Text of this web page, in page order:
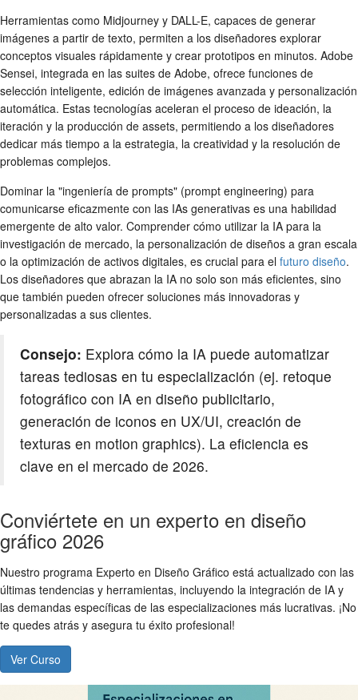
Herramientas como Midjourney y DALL-E, capaces de generar
imágenes a partir de texto, permiten a los diseñadores explorar
conceptos visuales rápidamente y crear prototipos en minutos. Adobe
Sensei, integrada en las suites de Adobe, ofrece funciones de
selección inteligente, edición de imágenes avanzada y personalización
automática. Estas tecnologías aceleran el proceso de ideación, la
iteración y la producción de assets, permitiendo a los diseñadores
dedicar más tiempo a la estrategia, la creatividad y la resolución de
problemas complejos.
Dominar la "ingeniería de prompts" (prompt engineering) para
comunicarse eficazmente con las IAs generativas es una habilidad
emergente de alto valor. Comprender cómo utilizar la IA para la
investigación de mercado, la personalización de diseños a gran escala
o la optimización de activos digitales, es crucial para el futuro diseño.
Los diseñadores que abrazan la IA no solo son más eficientes, sino
que también pueden ofrecer soluciones más innovadoras y
personalizadas a sus clientes.
Consejo: Explora cómo la IA puede automatizar
tareas tediosas en tu especialización (ej. retoque
fotográfico con IA en diseño publicitario,
generación de iconos en UX/UI, creación de
texturas en motion graphics). La eficiencia es
clave en el mercado de 2026.
Conviértete en un experto en diseño
gráfico 2026
Nuestro programa Experto en Diseño Gráfico está actualizado con las
últimas tendencias y herramientas, incluyendo la integración de IA y
las demandas específicas de las especializaciones más lucrativas. ¡No
te quedes atrás y asegura tu éxito profesional!
Ver Curso